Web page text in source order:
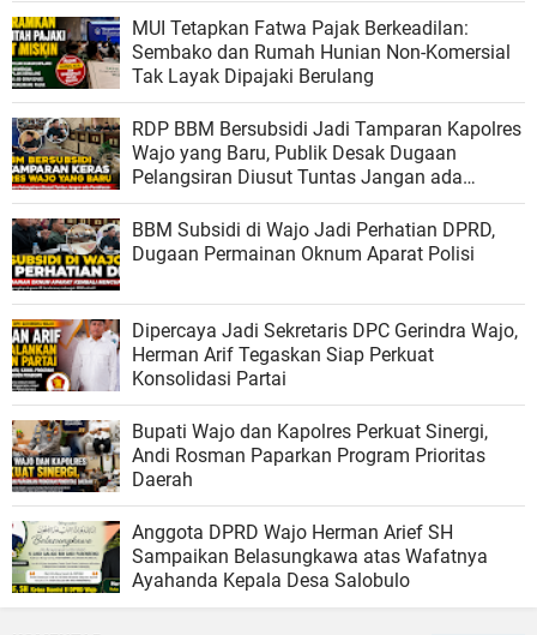
MUI Tetapkan Fatwa Pajak Berkeadilan:
Sembako dan Rumah Hunian Non-Komersial
Tak Layak Dipajaki Berulang
RDP BBM Bersubsidi Jadi Tamparan Kapolres
Wajo yang Baru, Publik Desak Dugaan
Pelangsiran Diusut Tuntas Jangan ada
Pembiaran
BBM Subsidi di Wajo Jadi Perhatian DPRD,
Dugaan Permainan Oknum Aparat Polisi
Dipercaya Jadi Sekretaris DPC Gerindra Wajo,
Herman Arif Tegaskan Siap Perkuat
Konsolidasi Partai
Bupati Wajo dan Kapolres Perkuat Sinergi,
Andi Rosman Paparkan Program Prioritas
Daerah
Anggota DPRD Wajo Herman Arief SH
Sampaikan Belasungkawa atas Wafatnya
Ayahanda Kepala Desa Salobulo